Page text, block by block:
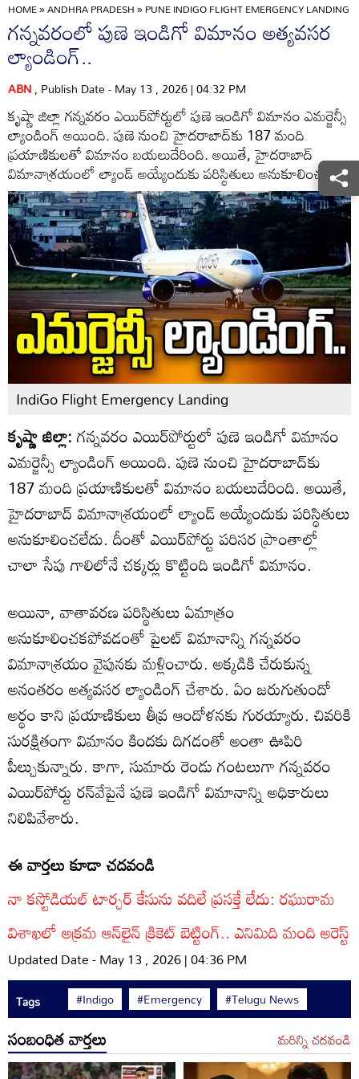
HOME»ANDHRA PRADESH»PUNE INDIGO FLIGHT EMERGENCY LANDING
గన్నవరంలో పుణె ఇండిగో విమానం అత్యవసర
ల్యాండింగ్..
ABN, Publish Date - May 13 , 2026 | 04:32 PM
కృష్ణా జిల్లా గన్నవరం ఎయిర్‌పోర్టులో పుణె ఇండిగో విమానం ఎమర్జెన్సీ
ల్యాండింగ్ అయింది. పుణె నుంచి హైదరాబాద్‌కు 187 మంది
ప్రయాణికులతో విమానం బయలుదేరింది. అయితే, హైదరాబాద్
విమానాశ్రయంలో ల్యాండ్ అయ్యేందుకు పరిస్థితులు అనుకూలించలేదు.
IndiGo Flight Emergency Landing
కృష్ణా జిల్లా:గన్నవరం ఎయిర్‌పోర్టులో పుణె ఇండిగో విమానం
ఎమర్జెన్సీ ల్యాండింగ్ అయింది. పుణె నుంచి హైదరాబాద్‌కు
187 మంది ప్రయాణికులతో విమానం బయలుదేరింది. అయితే,
హైదరాబాద్ విమానాశ్రయంలో ల్యాండ్ అయ్యేందుకు పరిస్థితులు
అనుకూలించలేదు. దీంతో ఎయిర్‌పోర్టు పరిసర ప్రాంతాల్లో
చాలా సేపు గాలిలోనే చక్కర్లు కొట్టింది ఇండిగో విమానం.
అయినా, వాతావరణ పరిస్థితులు ఏమాత్రం
అనుకూలించకపోవడంతో పైలట్ విమానాన్ని గన్నవరం
విమానాశ్రయం వైపునకు మళ్లించారు. అక్కడికి చేరుకున్న
అనంతరం అత్యవసర ల్యాండింగ్ చేశారు. ఏం జరుగుతుందో
అర్థం కాని ప్రయాణికులు తీవ్ర ఆందోళనకు గురయ్యారు. చివరికి
సురక్షితంగా విమానం కిందకు దిగడంతో అంతా ఊపిరి
పీల్చుకున్నారు. కాగా, సుమారు రెండు గంటలుగా గన్నవరం
ఎయిర్‌పోర్టు రన్‌వేపైనే పుణె ఇండిగో విమానాన్ని అధికారులు
నిలిపివేశారు.
ఈ వార్తలు కూడా చదవండి
నా కస్టోడియల్ టార్చర్ కేసును వదిలే ప్రసక్తే లేదు: రఘురామ
విశాఖలో అక్రమ ఆన్‌లైన్ క్రికెట్ బెట్టింగ్.. ఎనిమిది మంది అరెస్ట్
Updated Date - May 13 , 2026 | 04:36 PM
Tags #Indigo #Emergency #Telugu News
సంబంధిత వార్తలు మరిన్ని చదవండి